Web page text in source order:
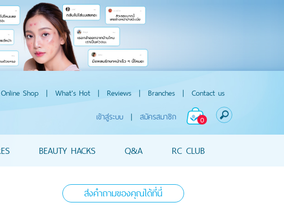
Online Shop | What's Hot | Reviews | Branches | Contact us
0
เข้าสู่ระบบ | สมัครสมาชิก
BEAUTY HACKS Q&A RC CLUB
ส่งคำถามของคุณได้ที่นี่